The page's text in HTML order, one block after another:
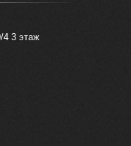
4 3 этаж